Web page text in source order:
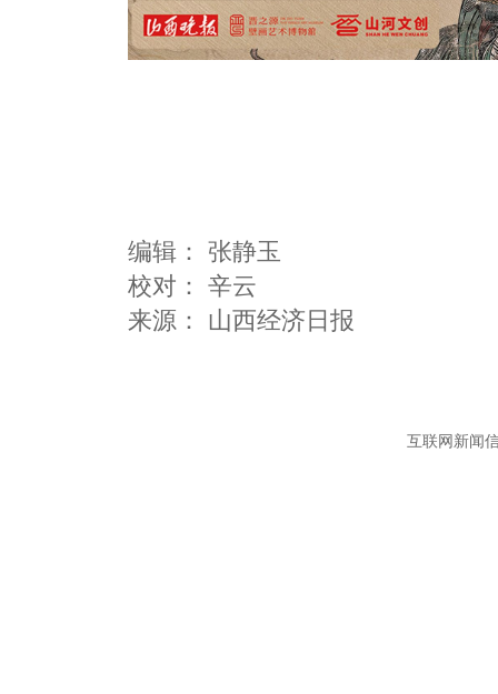
编辑： 张静玉
校对： 辛云
互联网新闻